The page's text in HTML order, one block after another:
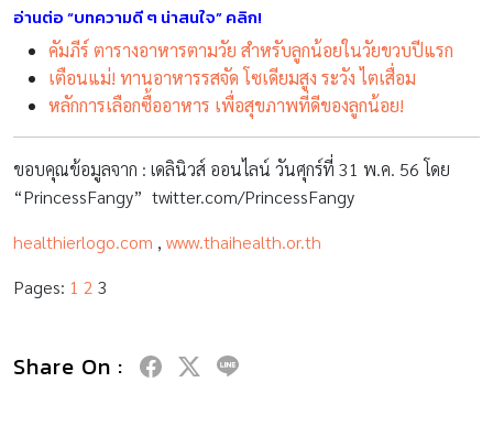
อ่านต่อ “บทความดี ๆ น่าสนใจ” คลิก!
คัมภีร์ ตารางอาหารตามวัย สำหรับลูกน้อยในวัยขวบปีแรก
เตือนแม่! ทานอาหารรสจัด โซเดียมสูง ระวัง ไตเสื่อม
หลักการเลือกซื้ออาหาร เพื่อสุขภาพที่ดีของลูกน้อย!
ขอบคุณข้อมูลจาก : เดลินิวส์ ออนไลน์ วันศุกร์ที่ 31 พ.ค. 56 โดย
“PrincessFangy” twitter.com/PrincessFangy
healthierlogo.com , www.thaihealth.or.th
Pages: 1 2 3
Share On :